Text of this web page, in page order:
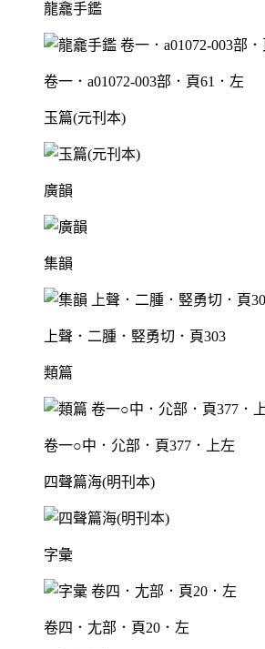
龍龕手鑑
卷一．a01072-003部．頁61．左
玉篇(元刊本)
廣韻
集韻
上聲．二腫．竪勇切．頁303
類篇
卷一○中．尣部．頁377．上左
四聲篇海(明刊本)
字彙
卷四．尢部．頁20．左